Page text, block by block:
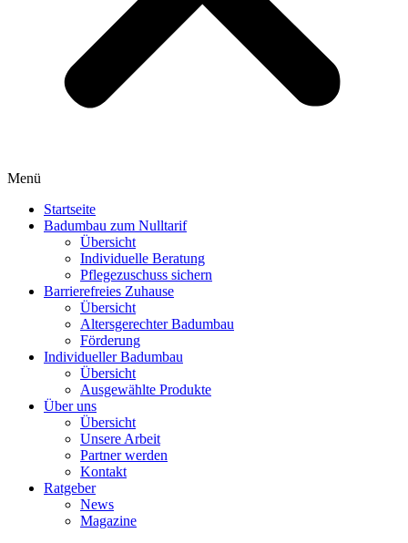
Menü
Startseite
Badumbau zum Nulltarif
Übersicht
Individuelle Beratung
Pflegezuschuss sichern
Barrierefreies Zuhause
Übersicht
Altersgerechter Badumbau
Förderung
Individueller Badumbau
Übersicht
Ausgewählte Produkte
Über uns
Übersicht
Unsere Arbeit
Partner werden
Kontakt
Ratgeber
News
Magazine